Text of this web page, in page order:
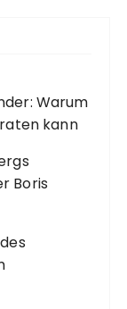
Warum
kann
Boris